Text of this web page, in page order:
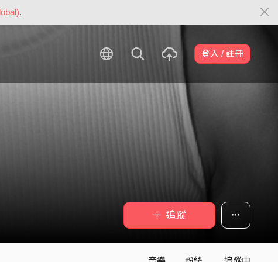
.
登入 / 註冊
＋ 追蹤